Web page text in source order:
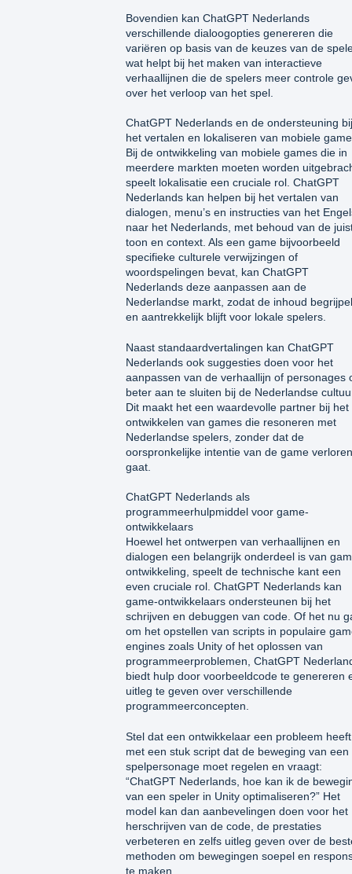
Bovendien kan ChatGPT Nederlands
verschillende dialoogopties genereren die
variëren op basis van de keuzes van de
wat helpt bij het maken van interactieve
verhaallijnen die de spelers meer controle
over het verloop van het spel.
ChatGPT Nederlands en de ondersteuning bij
het vertalen en lokaliseren van mobiele
Bij de ontwikkeling van mobiele games die in
meerdere markten moeten worden
speelt lokalisatie een cruciale rol. ChatGPT
Nederlands kan helpen bij het vertalen van
dialogen, menu’s en instructies van het
naar het Nederlands, met behoud van de
toon en context. Als een game bijvoorbeeld
specifieke culturele verwijzingen of
woordspelingen bevat, kan ChatGPT
Nederlands deze aanpassen aan de
Nederlandse markt, zodat de inhoud
en aantrekkelijk blijft voor lokale spelers.
Naast standaardvertalingen kan ChatGPT
Nederlands ook suggesties doen voor het
aanpassen van de verhaallijn of personages
beter aan te sluiten bij de Nederlandse
Dit maakt het een waardevolle partner bij het
ontwikkelen van games die resoneren met
Nederlandse spelers, zonder dat de
oorspronkelijke intentie van de game verloren
gaat.
ChatGPT Nederlands als
programmeerhulpmiddel voor game-
ontwikkelaars
Hoewel het ontwerpen van verhaallijnen en
dialogen een belangrijk onderdeel is van
ontwikkeling, speelt de technische kant een
even cruciale rol. ChatGPT Nederlands kan
game-ontwikkelaars ondersteunen bij het
schrijven en debuggen van code. Of het nu
om het opstellen van scripts in populaire
engines zoals Unity of het oplossen van
programmeerproblemen, ChatGPT
biedt hulp door voorbeeldcode te genereren
uitleg te geven over verschillende
programmeerconcepten.
Stel dat een ontwikkelaar een probleem heeft
met een stuk script dat de beweging van een
spelpersonage moet regelen en vraagt:
“ChatGPT Nederlands, hoe kan ik de
van een speler in Unity optimaliseren?” Het
model kan dan aanbevelingen doen voor het
herschrijven van de code, de prestaties
verbeteren en zelfs uitleg geven over de
methoden om bewegingen soepel en
te maken.